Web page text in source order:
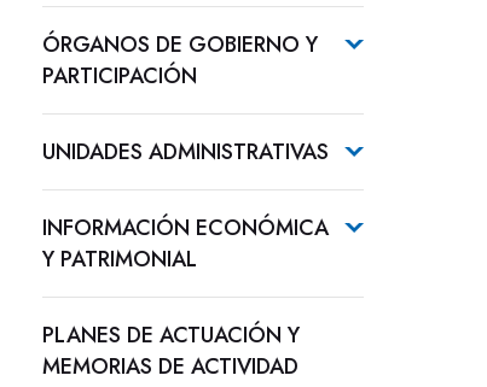
ÓRGANOS DE GOBIERNO Y
PARTICIPACIÓN
UNIDADES ADMINISTRATIVAS
INFORMACIÓN ECONÓMICA
Y PATRIMONIAL
PLANES DE ACTUACIÓN Y
MEMORIAS DE ACTIVIDAD